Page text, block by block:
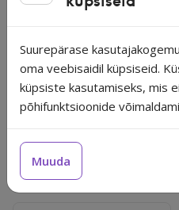
Acetate (Vitamin E), Tin
Ilu,Highlighter,Meik
ilu meik Sanzi
Seotud tooted
Suurepärase
oma veebisaidil küpsiseid.
küpsiste kasutamiseks, mis
põhifunktsioonide
Muuda